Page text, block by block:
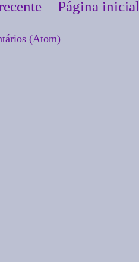
Página inicial
(Atom)